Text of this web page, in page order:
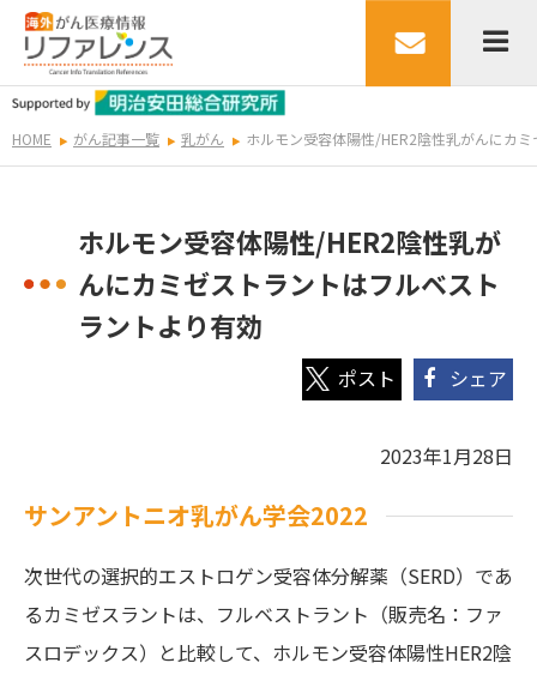
HOME がん記事一覧 乳がん ホルモン受容体陽性/HER2陰性乳がんにカ
ホルモン受容体陽性/HER2陰性乳が
んにカミゼストラントはフルベスト
ラントより有効
シェア
2023年1月28日
サンアントニオ乳がん学会2022
次世代の選択的エストロゲン受容体分解薬（SERD）であ
るカミゼスラントは、フルベストラント（販売名：ファ
スロデックス）と比較して、ホルモン受容体陽性HER2陰